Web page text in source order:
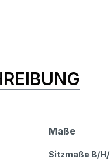
Maße
Sitzmaße B/